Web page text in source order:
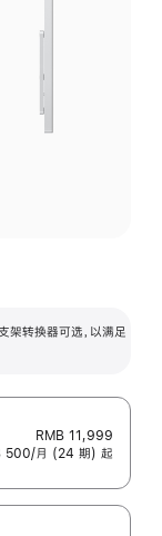
转换器可选，以满足
RMB 11,999
500/月 (24 期) 起